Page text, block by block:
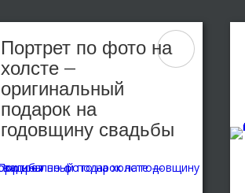
Портрет по фото на
холсте —
оригинальный
подарок на
годовщину свадьбы